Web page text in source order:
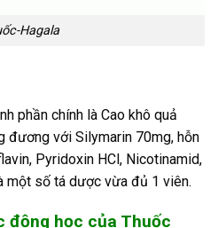
Hagala
phần chính là Cao khô quả
đương với Silymarin 70mg, hỗn
Pyridoxin HCl, Nicotinamid,
một số tá dược vừa đủ 1 viên.
động học của Thuốc